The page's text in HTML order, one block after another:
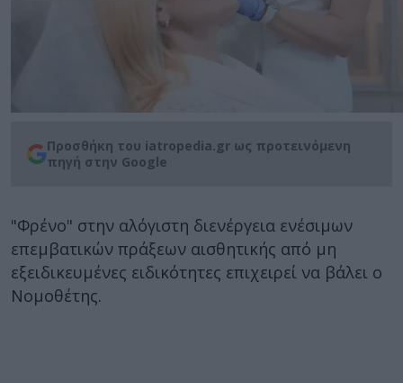
Προσθήκη του iatropedia.gr ως προτεινόμενη
πηγή στην Google
"Φρένο" στην αλόγιστη διενέργεια ενέσιμων
επεμβατικών πράξεων αισθητικής από μη
εξειδικευμένες ειδικότητες επιχειρεί να βάλει ο
Νομοθέτης.